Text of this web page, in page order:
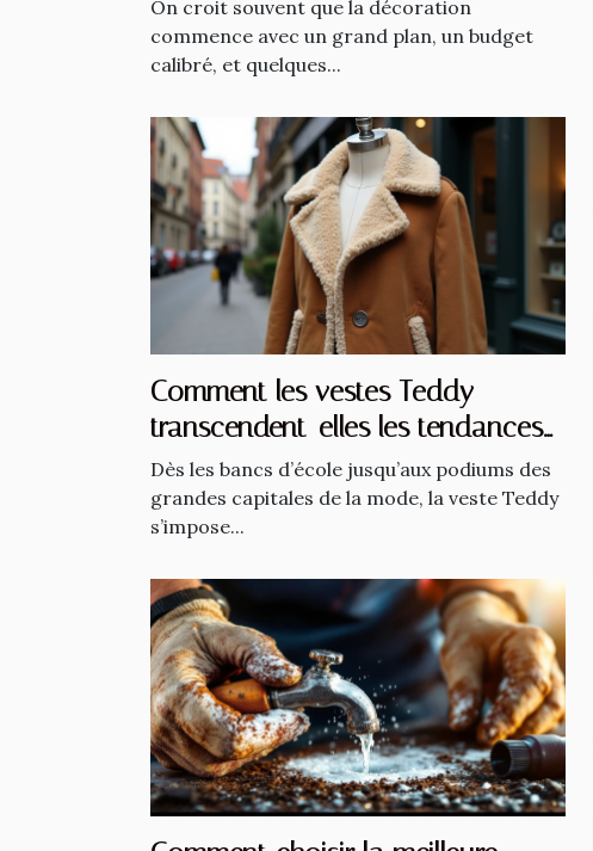
On croit souvent que la décoration
commence avec un grand plan, un budget
calibré, et quelques...
Comment les vestes Teddy
transcendent-elles les tendances
saisonnières ?
Dès les bancs d’école jusqu’aux podiums des
grandes capitales de la mode, la veste Teddy
s’impose...